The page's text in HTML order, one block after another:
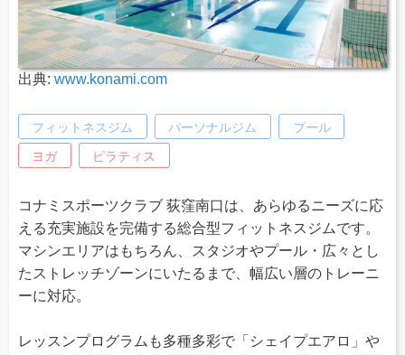
出典: www.konami.com
フィットネスジム パーソナルジム プール
ヨガ ピラティス
コナミスポーツクラブ 荻窪南口は、あらゆるニーズに応
える充実施設を完備する総合型フィットネスジムです。
マシンエリアはもちろん、スタジオやプール・広々とし
たストレッチゾーンにいたるまで、幅広い層のトレーニ
ーに対応。
レッスンプログラムも多種多彩で「シェイプエアロ」や